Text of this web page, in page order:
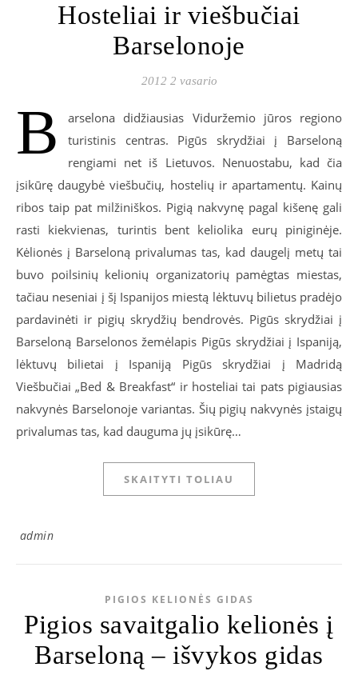
Hosteliai ir viešbučiai
Barselonoje
2012 2 vasario
B
arselona didžiausias Viduržemio jūros regiono
turistinis centras. Pigūs skrydžiai į Barseloną
rengiami net iš Lietuvos. Nenuostabu, kad čia
įsikūrę daugybė viešbučių, hostelių ir apartamentų. Kainų
ribos taip pat milžiniškos. Pigią nakvynę pagal kišenę gali
rasti kiekvienas, turintis bent keliolika eurų piniginėje.
Kėlionės į Barseloną privalumas tas, kad daugelį metų tai
buvo poilsinių kelionių organizatorių pamėgtas miestas,
tačiau neseniai į šį Ispanijos miestą lėktuvų bilietus pradėjo
pardavinėti ir pigių skrydžių bendrovės. Pigūs skrydžiai į
Barseloną Barselonos žemėlapis Pigūs skrydžiai į Ispaniją,
lėktuvų bilietai į Ispaniją Pigūs skrydžiai į Madridą
Viešbučiai „Bed & Breakfast“ ir hosteliai tai pats pigiausias
nakvynės Barselonoje variantas. Šių pigių nakvynės įstaigų
privalumas tas, kad dauguma jų įsikūrę…
SKAITYTI TOLIAU
admin
PIGIOS KELIONĖS GIDAS
Pigios savaitgalio kelionės į
Barseloną – išvykos gidas